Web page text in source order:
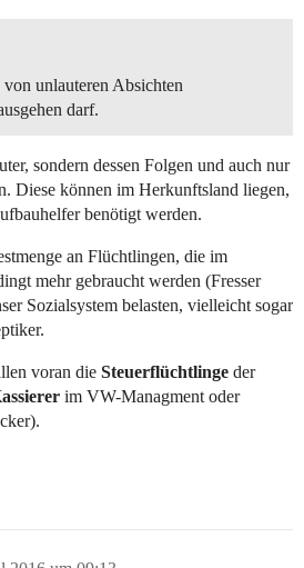
von unlauteren Absichten
darf.
sondern dessen Folgen und auch nur
Diese können im Herkunftsland liegen,
benötigt werden.
an Flüchtlingen, die im
mehr gebraucht werden (Fresser
Sozialsystem belasten, vielleicht sogar
voran die Steuerflüchtlinge der
im VW-Managment oder